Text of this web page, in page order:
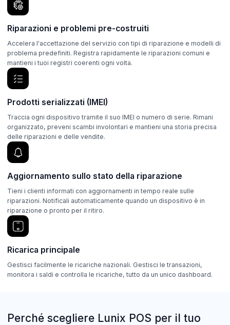
Riparazioni e problemi pre-costruiti
Accelera l'accettazione del servizio con tipi di riparazione e modelli di
problema predefiniti. Registra rapidamente le riparazioni comuni e
mantieni i tuoi registri coerenti ogni volta.
Prodotti serializzati (IMEI)
Traccia ogni dispositivo tramite il suo IMEI o numero di serie. Rimani
organizzato, preveni scambi involontari e mantieni una storia precisa
delle riparazioni e delle vendite.
Aggiornamento sullo stato della riparazione
Tieni i clienti informati con aggiornamenti in tempo reale sulle
riparazioni. Notificali automaticamente quando un dispositivo è in
riparazione o pronto per il ritiro.
Ricarica principale
Gestisci facilmente le ricariche nazionali. Gestisci le transazioni,
monitora i saldi e controlla le ricariche, tutto da un unico dashboard.
Perché scegliere Lunix POS per il tuo